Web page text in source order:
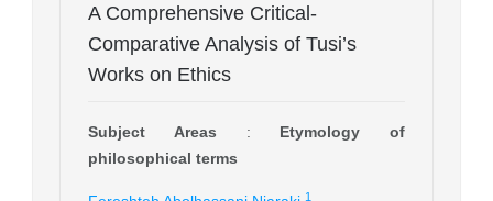
A Comprehensive Critical-
Comparative Analysis of Tusi’s
Works on Ethics
Subject Areas : Etymology of
philosophical terms
1